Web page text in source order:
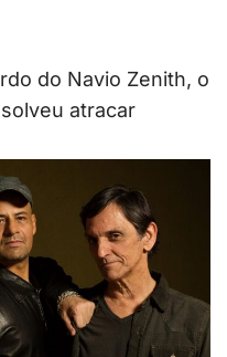
do Navio Zenith, o
atracar